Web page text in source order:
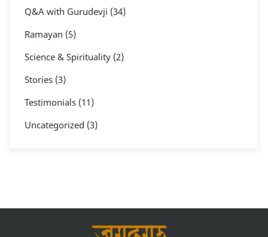
Q&A with Gurudevji (34)
Ramayan (5)
Science & Spirituality (2)
Stories (3)
Testimonials (11)
Uncategorized (3)